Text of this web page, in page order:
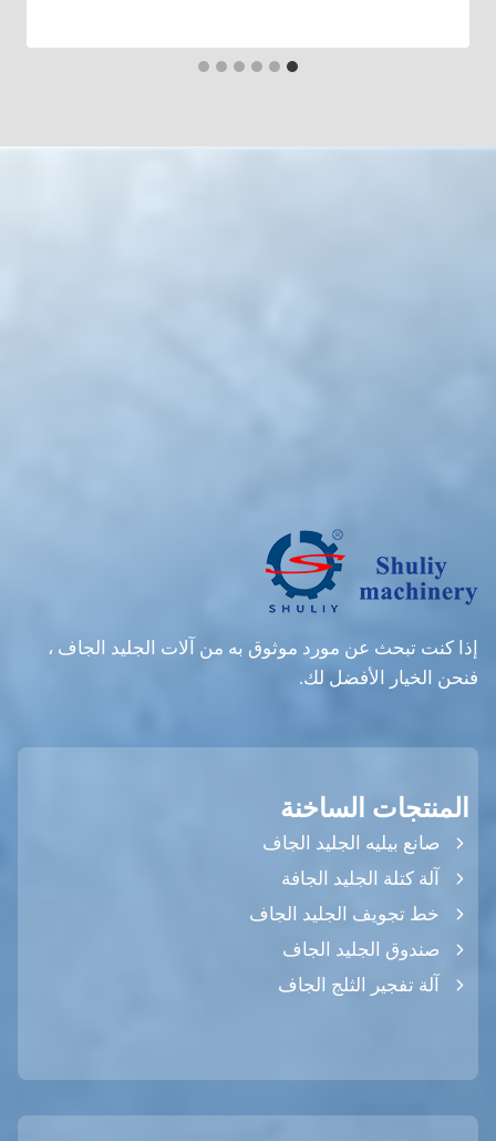
إذا كنت تبحث عن مورد موثوق به من آلات الجليد الجاف ،
فنحن الخيار الأفضل لك.
المنتجات الساخنة
صانع بيليه الجليد الجاف
آلة كتلة الجليد الجافة
خط تجويف الجليد الجاف
صندوق الجليد الجاف
آلة تفجير الثلج الجاف